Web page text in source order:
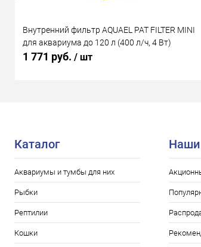
Внутренний фильтр AQUAEL PAT FILTER MINI
для аквариума до 120 л (400 л/ч, 4 Вт)
1 771 руб. / шт
Каталог
Аквариумы и тумбы для них
Рыбки
Рептилии
Кошки
Наши